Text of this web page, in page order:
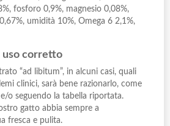
fosforo 0,9%, magnesio 0,08%,
umidità 10%, Omega 6 2,1%,
uso corretto
“ad libitum”, in alcuni casi, quali
clinici, sarà bene razionarlo, come
o seguendo la tabella riportata.
gatto abbia sempre a
fresca e pulita.